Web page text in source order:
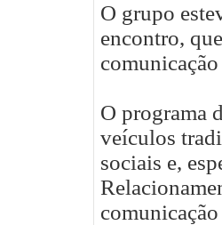
O grupo
encontro,
O programa
veículos
sociais e,